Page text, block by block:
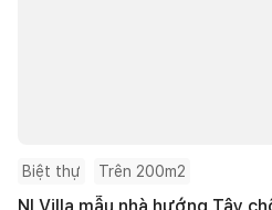
Biệt thự Trên 200m2